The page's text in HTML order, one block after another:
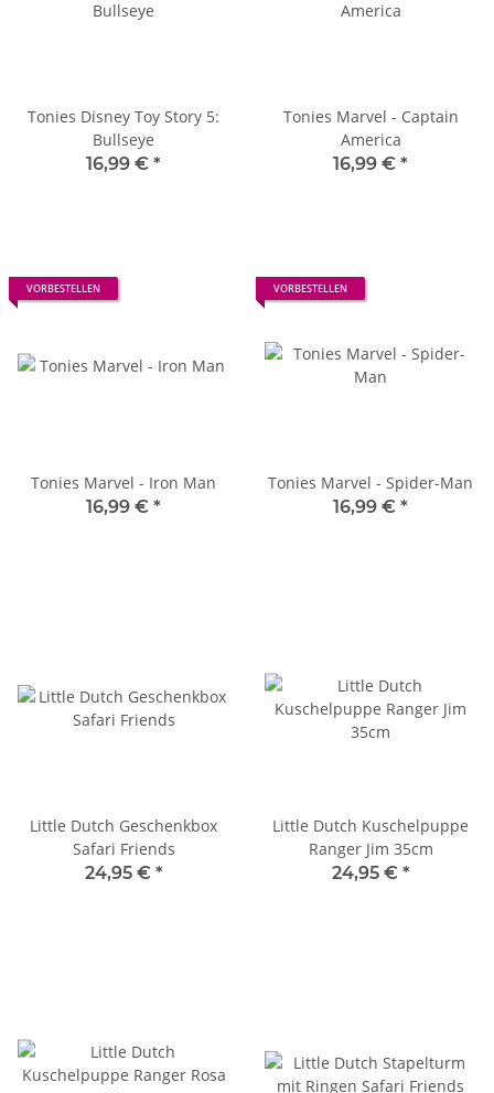
Tonies Disney Toy Story 5:
Bullseye
16,99 € *
Tonies Marvel - Captain
America
16,99 € *
VORBESTELLEN
Tonies Marvel - Iron Man
16,99 € *
VORBESTELLEN
Tonies Marvel - Spider-Man
16,99 € *
Little Dutch Geschenkbox
Safari Friends
24,95 € *
Little Dutch Kuschelpuppe
Ranger Jim 35cm
24,95 € *